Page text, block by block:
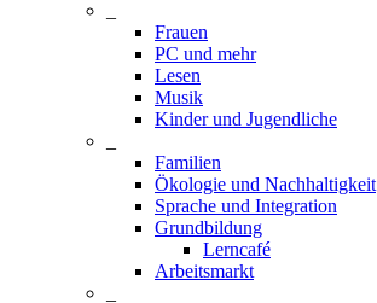
Frauen
PC und mehr
Lesen
Musik
Kinder und Jugendliche
Familien
Ökologie und Nachhaltigkeit
Sprache und Integration
Grundbildung
Lerncafé
Arbeitsmarkt